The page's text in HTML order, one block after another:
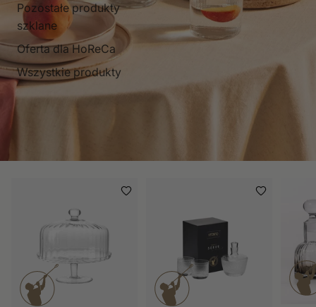
Pozostałe produkty
szklane
Oferta dla HoReCa
Wszystkie produkty
Dodaj do koszyka